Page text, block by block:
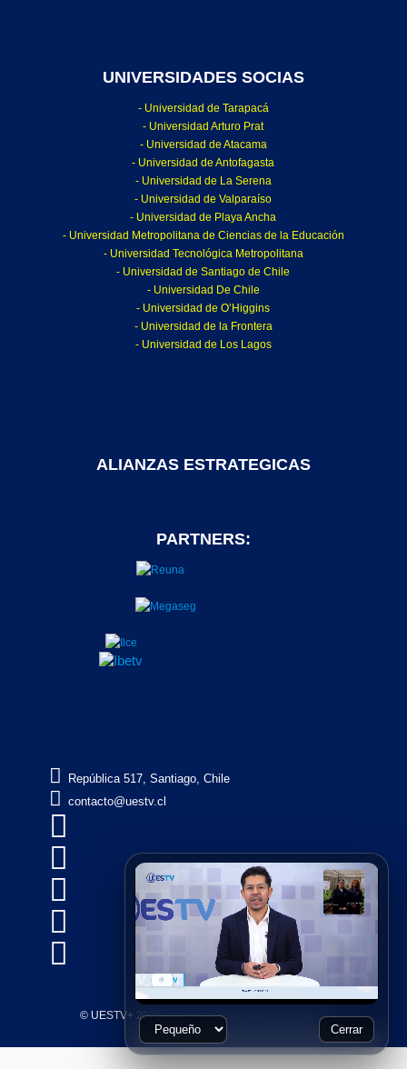
Cerrar
UNIVERSIDADES SOCIAS
- Universidad de Tarapacá
- Universidad Arturo Prat
- Universidad de Atacama
- Universidad de Antofagasta
- Universidad de La Serena
- Universidad de Valparaíso
- Universidad de Playa Ancha
- Universidad Metropolitana de Ciencias de la Educación
- Universidad Tecnológica Metropolitana
- Universidad de Santiago de Chile
- Universidad De Chile
- Universidad de O’Higgins
- Universidad de la Frontera
- Universidad de Los Lagos
ALIANZAS ESTRATEGICAS
PARTNERS:
 República 517, Santiago, Chile
 contacto@uestv.cl





© UESTV+ 2026, Todos los Derechos Reservados